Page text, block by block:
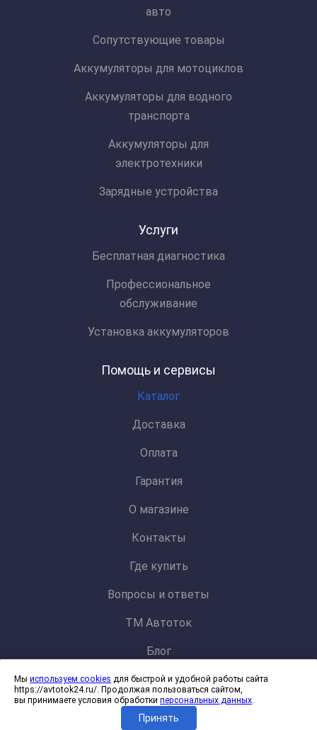
авто
Сопутствующие товары
Аккумуляторы для мотоциклов
Аккумуляторы для водного
транспорта
Аккумуляторы для
электротехники
Зарядные устройства
Услуги
Бесплатная диагностика
Профессиональное
обслуживание
Установка аккумуляторов
Помощь и сервисы
Каталог
Доставка
Оплата
Гарантия
О магазине
Контакты
Где купить
Вопросы и ответы
ТМ Автоток
Блог
Политика конфиденциальности и обработки персональных данных
Согласие на обработку файлов cookies
Мы используем cookies для быстрой и удобной работы сайта
https://avtotok24.ru/. Продолжая пользоваться сайтом,
вы принимаете условия обработки персональных данных.
Принять